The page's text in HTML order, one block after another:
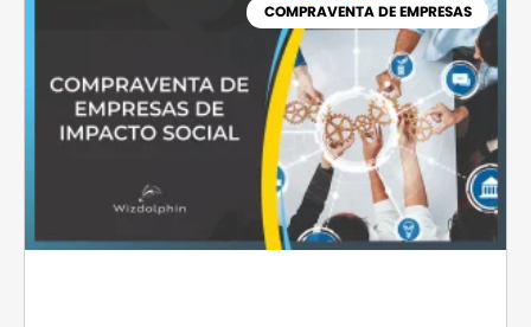
COMPRAVENTA DE EMPRESAS